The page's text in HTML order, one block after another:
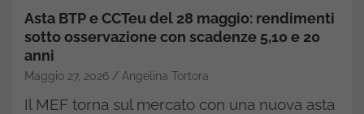
Asta BTP e CCTeu del 28 maggio: rendimenti
sotto osservazione con scadenze 5,10 e 20
anni
Maggio 27, 2026 Angelina Tortora
Il MEF torna sul mercato con una nuova asta